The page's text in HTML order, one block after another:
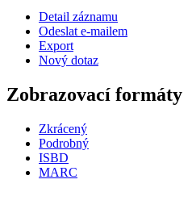
Detail záznamu
Odeslat e-mailem
Export
Nový dotaz
Zobrazovací formáty
Zkrácený
Podrobný
ISBD
MARC